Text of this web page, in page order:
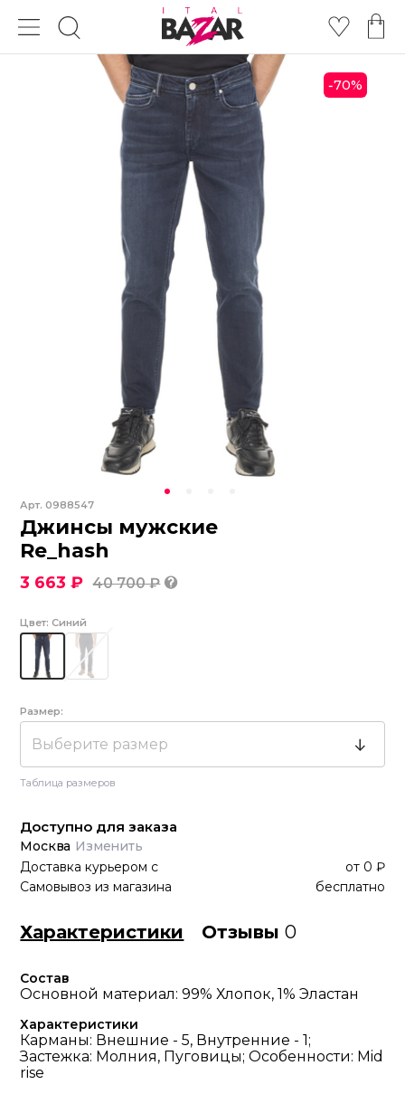
-70%
Арт.0988547
Джинсы мужские
Re_hash
3 663 ₽ 40 700 ₽
Цвет: Синий
Размер:
Выберите размер
Таблица размеров
Доступно для заказа
Москва Изменить
Доставка курьером с от 0 ₽
Самовывоз из магазина
бесплатно
Характеристики Отзывы0
Состав
Основной материал: 99% Хлопок, 1% Эластан
Характеристики
Карманы: Внешние - 5, Внутренние - 1;
Застежка: Молния, Пуговицы; Особенности: Mid
rise